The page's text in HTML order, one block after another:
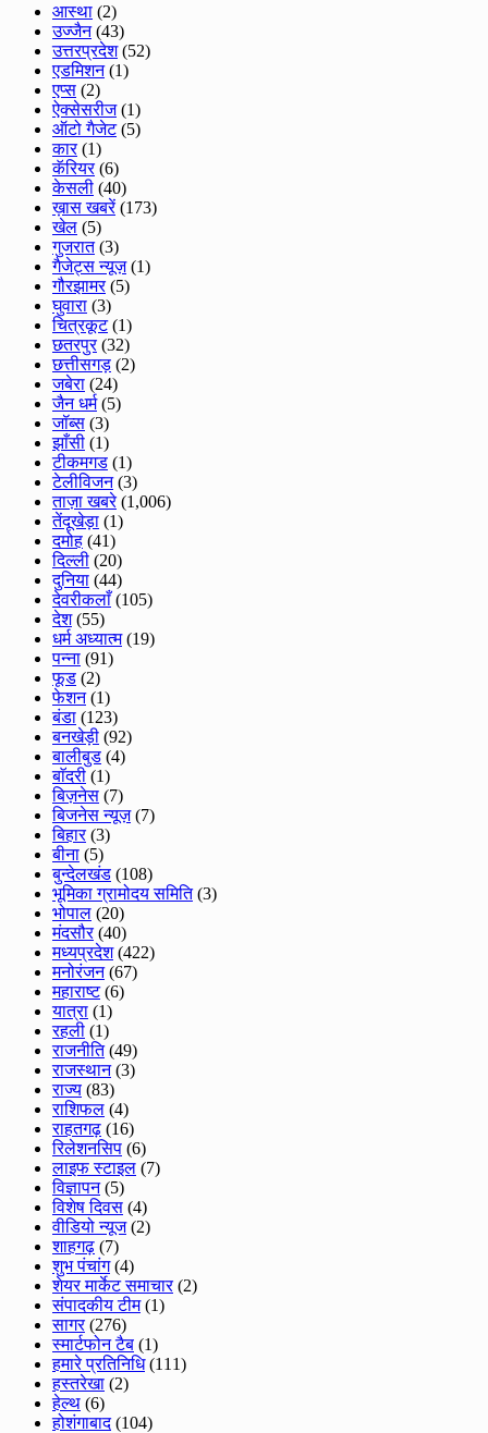
आस्था (2)
उज्जैन(43)
उत्तरप्रदेश(52)
एडमिशन(1)
एप्स (2)
ऐक्सेसरीज(1)
ऑटो गैजेट(5)
कार(1)
कॅरियर(6)
केसली (40)
ख़ास खबरें(173)
खेल (5)
गुजरात(3)
गैजेट्स न्यूज़(1)
गौरझामर(5)
घुवारा (3)
चित्रकूट(1)
छतरपुर(32)
छत्तीसगड़ (2)
जबेरा (24)
जैन धर्म(5)
जॉब्स (3)
झाँसी (1)
टीकमगड (1)
टेलीविजन(3)
ताज़ा खबरे(1,006)
तेंदूखेड़ा (1)
दमोह (41)
दिल्ली (20)
दुनिया (44)
देवरीकलाँ(105)
देश(55)
धर्म अध्यात्म(19)
पन्ना (91)
फूड (2)
फेशन(1)
बंडा (123)
बनखेड़ी (92)
बालीबुड (4)
बाॅदरी (1)
बिज़नेस (7)
बिजनेस न्यूज़(7)
बिहार(3)
बीना (5)
बुन्देलखंड (108)
भूमिका ग्रामोदय समिति(3)
भोपाल (20)
मंदसौर(40)
मध्यप्रदेश(422)
मनोरंजन(67)
महाराष्ट(6)
यात्रा (1)
रहली (1)
राजनीति(49)
राजस्थान(3)
राज्य (83)
राशिफल (4)
राहतगढ़ (16)
रिलेशनसिप (6)
लाइफ स्टाइल (7)
विज्ञापन(5)
विशेष दिवस (4)
वीडियो न्यूज(2)
शाहगढ़ (7)
शुभ पंचांग(4)
शेयर मार्केट समाचार(2)
संपादकीय टीम(1)
सागर(276)
स्मार्टफोन टैब (1)
हमारे प्रतिनिधि(111)
हस्तरेखा (2)
हेल्थ (6)
होशंगाबाद(104)